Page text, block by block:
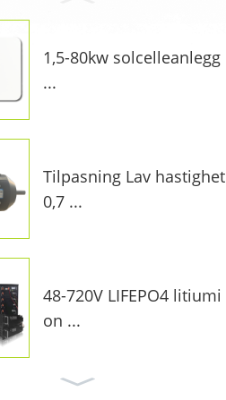
1,5-80kw solcelleanlegg
...
Tilpasning Lav hastighet
0,7 ...
48-720V LIFEPO4 litiumi
on ...